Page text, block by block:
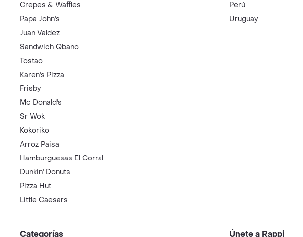
Crepes & Waffles
Papa John's
Juan Valdez
Sandwich Qbano
Tostao
Karen's Pizza
Frisby
Mc Donald's
Sr Wok
Kokoriko
Arroz Paisa
Hamburguesas El Corral
Dunkin' Donuts
Pizza Hut
Little Caesars
Perú
Uruguay
Categorías Únete a Rappi